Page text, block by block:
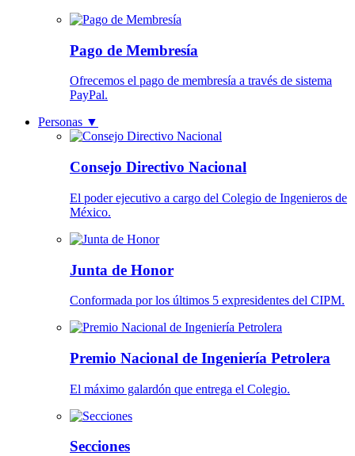
Pago de Membresía
Ofrecemos el pago de membresía a través de sistema
PayPal.
Personas ▼
Consejo Directivo Nacional
El poder ejecutivo a cargo del Colegio de Ingenieros de
México.
Junta de Honor
Conformada por los últimos 5 expresidentes del CIPM.
Premio Nacional de Ingeniería Petrolera
El máximo galardón que entrega el Colegio.
Secciones